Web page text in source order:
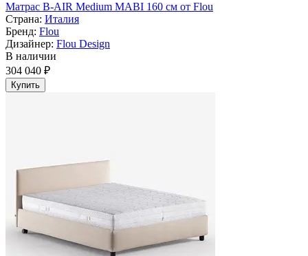
Матрас B-AIR Medium MABI 160 см от Flou
Страна: Италия
Бренд: Flou
Дизайнер: Flou Design
В наличии
304 040 ₽
Купить